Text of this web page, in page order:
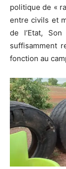
politique de «
entre civils et
de l’Etat, Son
suffisamment
fonction au